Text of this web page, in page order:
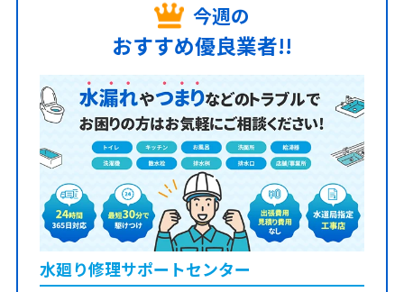
今週の
おすすめ優良業者!!
水廻り修理サポートセンター